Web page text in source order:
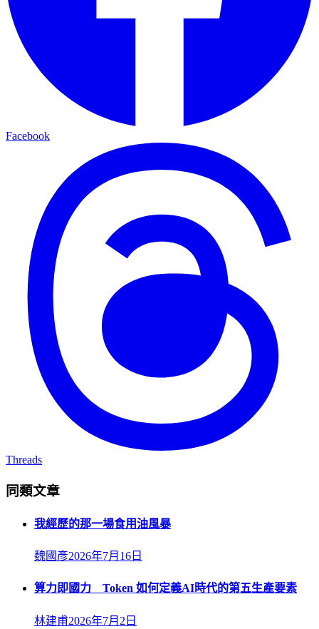
Facebook
Threads
同類文章
我經歷的那一場食用油風暴
魏國彥2026年7月16日
算力即國力 Token 如何定義AI時代的第五生產要素
林建甫2026年7月2日